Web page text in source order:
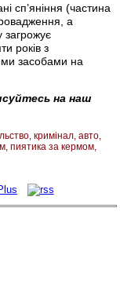
сп’яніння (частина
а
загрожує
років з
засобами на
на наш
кримінал авто
пиятика за кермом